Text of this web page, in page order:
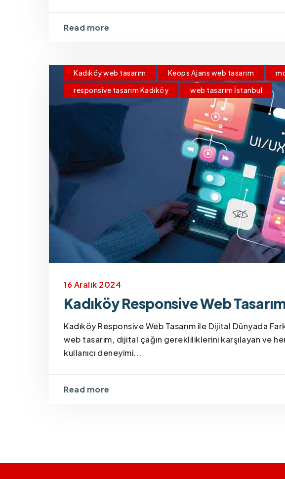
Read more
Kadıköy web tasarım Keops Ajans web tasarım
responsive tasarım Kadıköy
web tasarım İstanbul
16 Aralık 2024
Kadıköy Responsive Web
Kadıköy Responsive Web Tasarım ile Dijital Dünyada
web tasarım, dijital çağın gerekliliklerini karşılayan ve
kullanıcı deneyimi...
Read more